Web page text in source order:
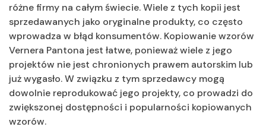
różne firmy na całym świecie. Wiele z tych kopii jest
sprzedawanych jako oryginalne produkty, co często
wprowadza w błąd konsumentów. Kopiowanie wzorów
Vernera Pantona jest łatwe, ponieważ wiele z jego
projektów nie jest chronionych prawem autorskim lub
już wygasło. W związku z tym sprzedawcy mogą
dowolnie reprodukować jego projekty, co prowadzi do
zwiększonej dostępności i popularności kopiowanych
wzorów.